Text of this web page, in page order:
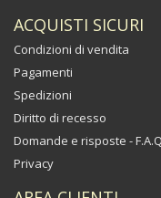
ACQUISTI SICURI
Condizioni di vendita
Pagamenti
Spedizioni
Diritto di recesso
Domande e risposte -
Privacy